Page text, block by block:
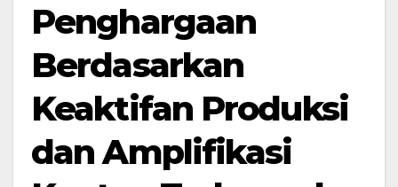
Penghargaan
Berdasarkan
Keaktifan Produksi
dan Amplifikasi